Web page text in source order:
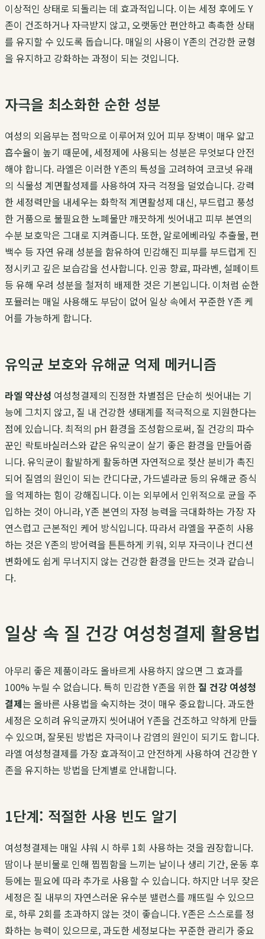
이상적인 상태로 되돌리는 데 효과적입니다. 이는 세정 후에도 Y
존이 건조하거나 자극받지 않고, 오랫동안 편안하고 촉촉한 상태
를 유지할 수 있도록 돕습니다. 매일의 사용이 Y존의 건강한 균형
을 유지하고 강화하는 과정이 되는 것입니다.
자극을 최소화한 순한 성분
여성의 외음부는 점막으로 이루어져 있어 피부 장벽이 매우 얇고
흡수율이 높기 때문에, 세정제에 사용되는 성분은 무엇보다 안전
해야 합니다. 라엘은 이러한 Y존의 특성을 고려하여 코코넛 유래
의 식물성 계면활성제를 사용하여 자극 걱정을 덜었습니다. 강력
한 세정력만을 내세우는 화학적 계면활성제 대신, 부드럽고 풍성
한 거품으로 불필요한 노폐물만 깨끗하게 씻어내고 피부 본연의
수분 보호막은 그대로 지켜줍니다. 또한, 알로에베라잎 추출물, 편
백수 등 자연 유래 성분을 함유하여 민감해진 피부를 부드럽게 진
정시키고 깊은 보습감을 선사합니다. 인공 향료, 파라벤, 설페이트
등 유해 우려 성분을 철저히 배제한 것은 기본입니다. 이처럼 순한
포뮬러는 매일 사용해도 부담이 없어 일상 속에서 꾸준한 Y존 케
어를 가능하게 합니다.
유익균 보호와 유해균 억제 메커니즘
라엘 약산성 여성청결제의 진정한 차별점은 단순히 씻어내는 기
능에 그치지 않고, 질 내 건강한 생태계를 적극적으로 지원한다는
점에 있습니다. 최적의 pH 환경을 조성함으로써, 질 건강의 파수
꾼인 락토바실러스와 같은 유익균이 살기 좋은 환경을 만들어줍
니다. 유익균이 활발하게 활동하면 자연적으로 젖산 분비가 촉진
되어 질염의 원인이 되는 칸디다균, 가드넬라균 등의 유해균 증식
을 억제하는 힘이 강해집니다. 이는 외부에서 인위적으로 균을 주
입하는 것이 아니라, Y존 본연의 자정 능력을 극대화하는 가장 자
연스럽고 근본적인 케어 방식입니다. 따라서 라엘을 꾸준히 사용
하는 것은 Y존의 방어력을 튼튼하게 키워, 외부 자극이나 컨디션
변화에도 쉽게 무너지지 않는 건강한 환경을 만드는 것과 같습니
다.
일상 속 질 건강 여성청결제 활용법
아무리 좋은 제품이라도 올바르게 사용하지 않으면 그 효과를
100% 누릴 수 없습니다. 특히 민감한 Y존을 위한 질 건강 여성청
결제는 올바른 사용법을 숙지하는 것이 매우 중요합니다. 과도한
세정은 오히려 유익균까지 씻어내어 Y존을 건조하고 약하게 만들
수 있으며, 잘못된 방법은 자극이나 감염의 원인이 되기도 합니다.
라엘 여성청결제를 가장 효과적이고 안전하게 사용하여 건강한 Y
존을 유지하는 방법을 단계별로 안내합니다.
1단계: 적절한 사용 빈도 알기
여성청결제는 매일 샤워 시 하루 1회 사용하는 것을 권장합니다.
땀이나 분비물로 인해 찝찝함을 느끼는 날이나 생리 기간, 운동 후
등에는 필요에 따라 추가로 사용할 수 있습니다. 하지만 너무 잦은
세정은 질 내부의 자연스러운 유수분 밸런스를 깨뜨릴 수 있으므
로, 하루 2회를 초과하지 않는 것이 좋습니다. Y존은 스스로를 정
화하는 능력이 있으므로, 과도한 세정보다는 꾸준한 관리가 중요